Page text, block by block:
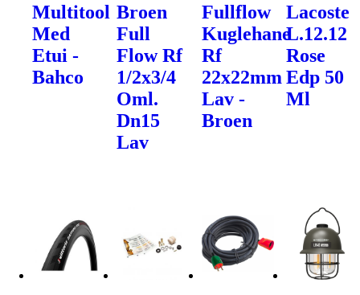
Multitool
Med
Etui -
Bahco
Broen
Full
Flow Rf
1/2x3/4
Oml.
Dn15
Lav
Fullflow
Kuglehane
Rf
22x22mm
Lav -
Broen
Lacoste
L.12.12
Rose
Edp 50
Ml